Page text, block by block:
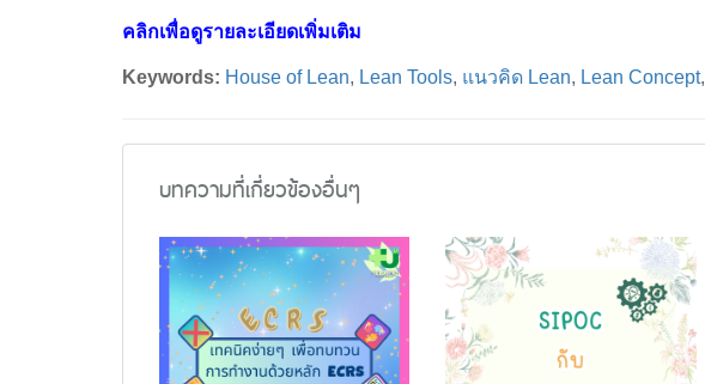
คลิกเพื่อดูรายละเอียดเพิ่มเติม
Keywords: House of Lean, Lean Tools, แนวคิด Lean, Lean Concept,
บทความที่เกี่ยวข้องอื่นๆ